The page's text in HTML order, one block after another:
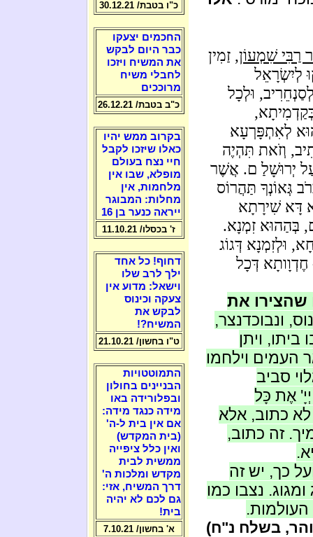
רַבִּי שִׁמְעוֹן, זַמִין
לְיִשְׂרָאֵל
וּלְכָל
לְאִתְפָּרְעָא
וְזֹאת תִּהְיֶה
יְרוּשָׁלַ ם. אֲשֶׁר
גְּאוֹנְךָ תַּהֲרוֹס
דָּא שִׁירָתָא
בְּהַהוּא זִמְנָא.
וּלְזִמְנָא דְּגוֹג
חֶדְוָותָא דְּכָל
שהצירו את
ונבוכדנצר,
ויתן
וילחמו
סביב
אֶת כָּל
כתוב, אלא
זה כתוב,
כך, יש זה
נצבו כמו
בשלח נ"ח)
כ"ו בטבת/ 30.12.21
החכמים יצעקו
כבר היום לבקש
את המשיח ויזכו
לחבלי משיח
מרוככים
כ"ב בטבת/ 26.12.21
בקרוב ממש יהיו
כאלו שיזכו לקבל
חיי נצח בעולם
מופלא, שבו אין
מלחמות, אין
מחלות: המבוגר
ייראה כנער בן 16
ז' בכסלו/ 11.10.21
דחוף! כל אחד
ילך לרב שלו
וישאל: מדוע אין
צעקה וכינוס
לבקש את
המשיח?!
ט"ו בחשון/ 21.10.21
התמוטטויות
הבניינים בחולון
ובפלורידה באו
מידה כנגד מידה:
אם אין בית ל-ה'
(בית המקדש)
ואין כלל ציפייה
ממשית לבית
מקדש ומלכות ה'
דרך המשיח, אזי:
גם לכם לא יהיה
בית!
א' בחשון/ 7.10.21